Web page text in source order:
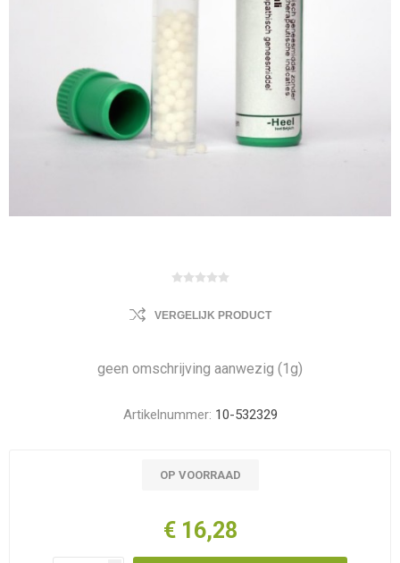
VERGELIJK PRODUCT
geen omschrijving aanwezig (1g)
Artikelnummer: 10-532329
OP VOORRAAD
€ 16,28